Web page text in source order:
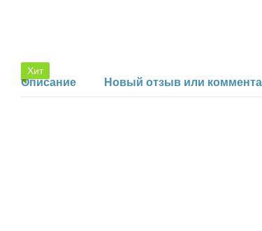
Хит
Описание Новый отзыв или